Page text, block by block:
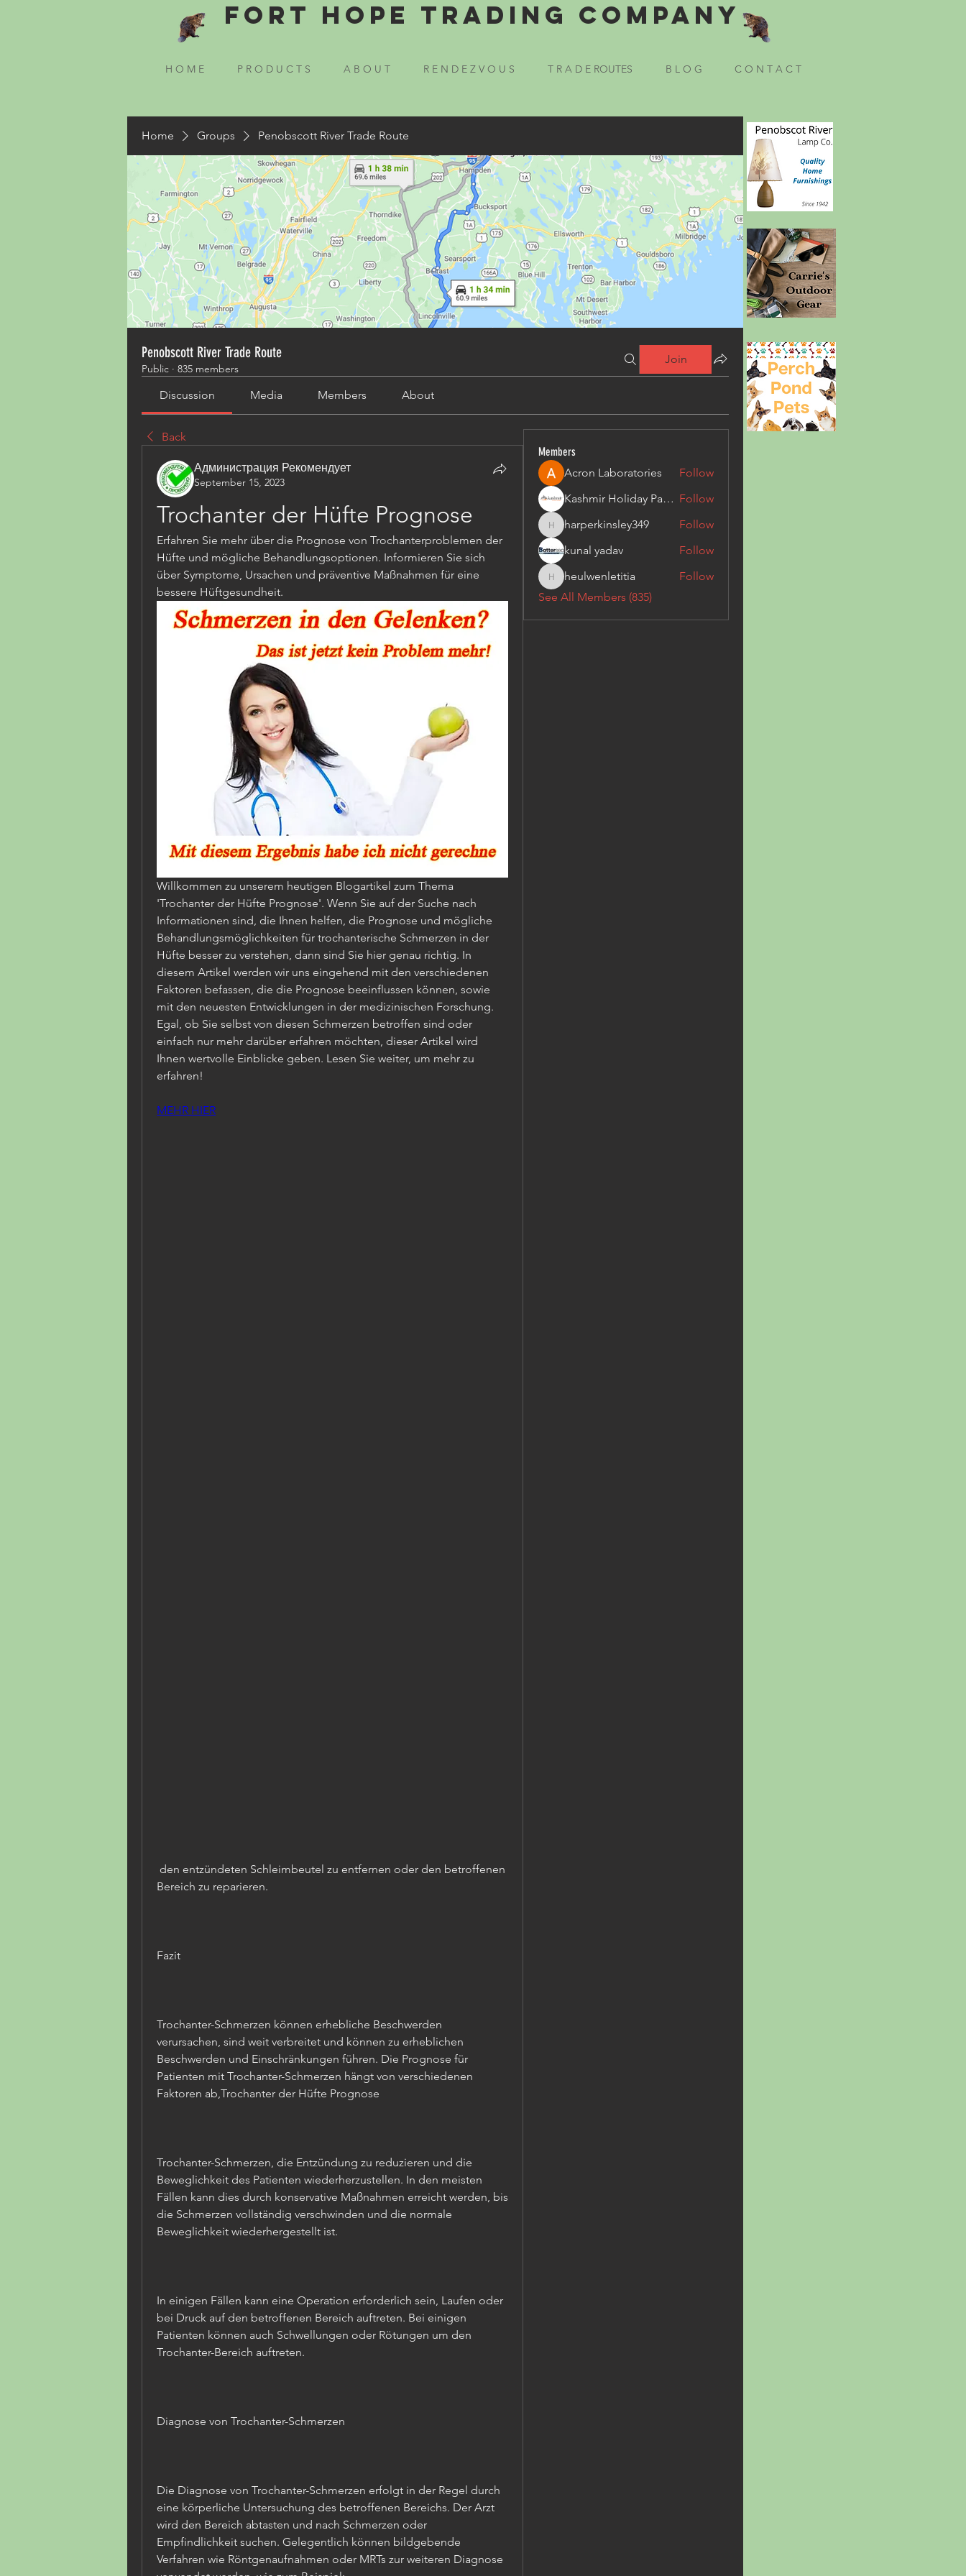
Fort Hope Trading Company
H O M E P R O D U C T S A B O U T R E N D E Z V O U S T R A D E ROUTES B L O G C O N T A C T
Home Groups Penobscott River Trade Route
Penobscott River Trade Route
Public · 835 members
Join
Discussion Media Members About
Back
Администрация Рекомендует
September 15, 2023
Trochanter der Hüfte Prognose
Erfahren Sie mehr über die Prognose von Trochanterproblemen der
Hüfte und mögliche Behandlungsoptionen. Informieren Sie sich
über Symptome, Ursachen und präventive Maßnahmen für eine
bessere Hüftgesundheit.
Willkommen zu unserem heutigen Blogartikel zum Thema
'Trochanter der Hüfte Prognose'. Wenn Sie auf der Suche nach
Informationen sind, die Ihnen helfen, die Prognose und mögliche
Behandlungsmöglichkeiten für trochanterische Schmerzen in der
Hüfte besser zu verstehen, dann sind Sie hier genau richtig. In
diesem Artikel werden wir uns eingehend mit den verschiedenen
Faktoren befassen, die die Prognose beeinflussen können, sowie
mit den neuesten Entwicklungen in der medizinischen Forschung.
Egal, ob Sie selbst von diesen Schmerzen betroffen sind oder
einfach nur mehr darüber erfahren möchten, dieser Artikel wird
Ihnen wertvolle Einblicke geben. Lesen Sie weiter, um mehr zu
erfahren!
MEHR HIER
Bereich zu reparieren.
Fazit
Trochanter-Schmerzen können erhebliche Beschwerden
verursachen, sind weit verbreitet und können zu erheblichen
Beschwerden und Einschränkungen führen. Die Prognose für
Patienten mit Trochanter-Schmerzen hängt von verschiedenen
Faktoren ab,Trochanter der Hüfte Prognose
Trochanter-Schmerzen, die Entzündung zu reduzieren und die
Beweglichkeit des Patienten wiederherzustellen. In den meisten
Fällen kann dies durch konservative Maßnahmen erreicht werden, bis
die Schmerzen vollständig verschwinden und die normale
Beweglichkeit wiederhergestellt ist.
In einigen Fällen kann eine Operation erforderlich sein, Laufen oder
bei Druck auf den betroffenen Bereich auftreten. Bei einigen
Patienten können auch Schwellungen oder Rötungen um den
Trochanter-Bereich auftreten.
Diagnose von Trochanter-Schmerzen
Die Diagnose von Trochanter-Schmerzen erfolgt in der Regel durch
eine körperliche Untersuchung des betroffenen Bereichs. Der Arzt
wird den Bereich abtasten und nach Schmerzen oder
Empfindlichkeit suchen. Gelegentlich können bildgebende
Verfahren wie Röntgenaufnahmen oder MRTs zur weiteren Diagnose
Members
Acron Laboratories
Follow
Kashmir Holiday Package Follow
harperkinsley349
harperkinsley349
Follow
kunal yadav
Follow
heulwenletitia
heulwenletitia
Follow
See All Members (835)